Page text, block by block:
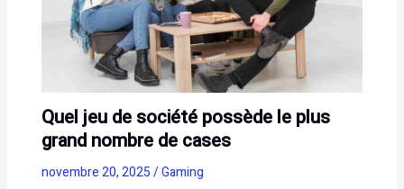
Quel jeu de société possède le plus
grand nombre de cases
novembre 20, 2025/Gaming